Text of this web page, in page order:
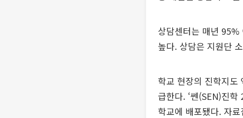
상담센터는 매년
높다. 상담은 지원단
학교 현장의 진학지도
급한다. ‘쎈(SEN)진
학교에 배포됐다. 자